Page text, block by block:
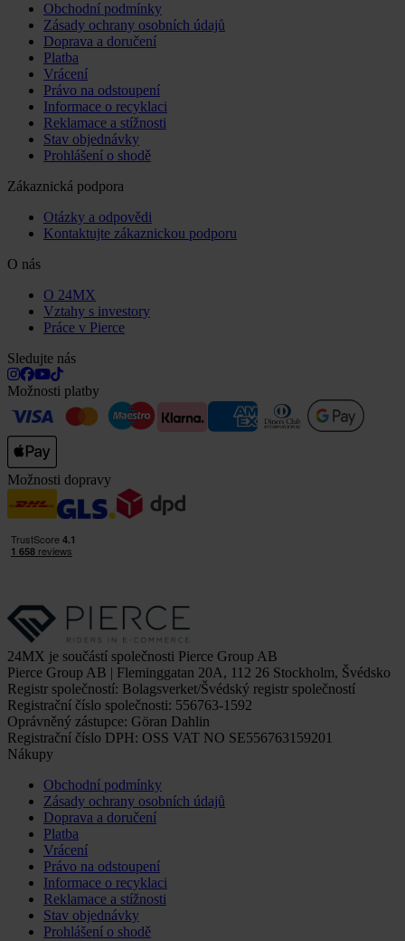
Obchodní podmínky
Zásady ochrany osobních údajů
Doprava a doručení
Platba
Vrácení
Právo na odstoupení
Informace o recyklaci
Reklamace a stížnosti
Stav objednávky
Prohlášení o shodě
Zákaznická podpora
Otázky a odpovědi
Kontaktujte zákaznickou podporu
O nás
O 24MX
Vztahy s investory
Práce v Pierce
Sledujte nás
Možnosti platby
Možnosti dopravy
24MX je součástí společnosti Pierce Group AB
Pierce Group AB | Fleminggatan 20A, 112 26 Stockholm, Švédsko
Registr společností: Bolagsverket/Švédský registr společností
Registrační číslo společnosti: 556763-1592
Oprávněný zástupce: Göran Dahlin
Registrační číslo DPH: OSS VAT NO SE556763159201
Nákupy
Obchodní podmínky
Zásady ochrany osobních údajů
Doprava a doručení
Platba
Vrácení
Právo na odstoupení
Informace o recyklaci
Reklamace a stížnosti
Stav objednávky
Prohlášení o shodě